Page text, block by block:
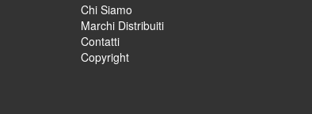
Chi Siamo
Marchi Distribuiti
Contatti
Copyright